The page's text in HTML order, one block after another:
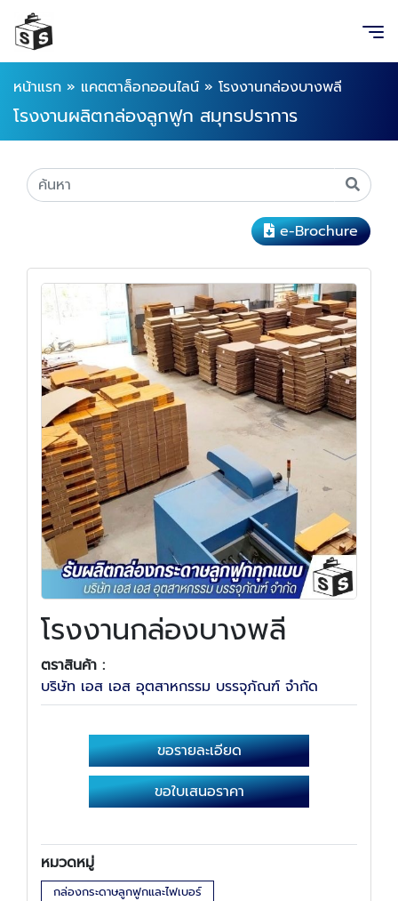
หน้าแรก » แคตตาล็อกออนไลน์ » โรงงานกล่องบางพลี
โรงงานผลิตกล่องลูกฟูก สมุทรปราการ
e-Brochure
โรงงานกล่องบางพลี
ตราสินค้า :
บริษัท เอส เอส อุตสาหกรรม บรรจุภัณฑ์ จำกัด
ขอรายละเอียด
ขอใบเสนอราคา
หมวดหมู่
กล่องกระดาษลูกฟูกและไฟเบอร์